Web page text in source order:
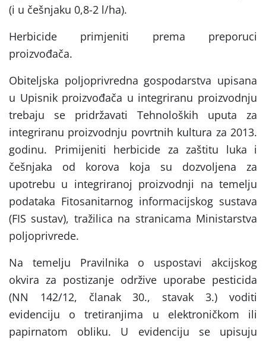
(i u češnjaku 0,8-2 l/ha).
Herbicide primjeniti prema preporuci
proizvođača.
Obiteljska poljoprivredna gospodarstva upisana
u Upisnik proizvođača u integriranu proizvodnju
trebaju se pridržavati Tehnoloških uputa za
integriranu proizvodnju povrtnih kultura za 2013.
godinu. Primijeniti herbicide za zaštitu luka i
češnjaka od korova koja su dozvoljena za
upotrebu u integriranoj proizvodnji na temelju
podataka Fitosanitarnog informacijskog sustava
(FIS sustav), tražilica na stranicama Ministarstva
poljoprivrede.
Na temelju Pravilnika o uspostavi akcijskog
okvira za postizanje održive uporabe pesticida
(NN 142/12, članak 30., stavak 3.) voditi
evidenciju o tretiranjima u elektroničkom ili
papirnatom obliku. U evidenciju se upisuju